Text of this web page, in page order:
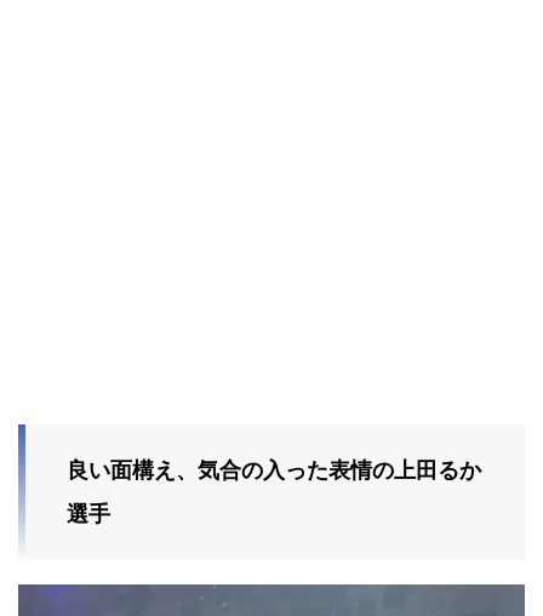
良い面構え、気合の入った表情の上田るか
選手